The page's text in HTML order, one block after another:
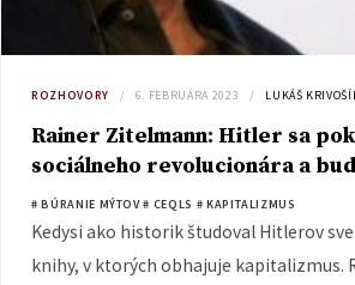
ROZHOVORY 6. FEBRUÁRA 2023 LUKÁŠ
Rainer Zitelmann: Hitler sa
sociálneho revolucionára a
príkazovú ekonomiku
# BÚRANIE MÝTOV # CEQLS # KAPITALIZMUS
Kedysi ako historik študoval Hitlerov
knihy, v ktorých obhajuje kapitalizmus.